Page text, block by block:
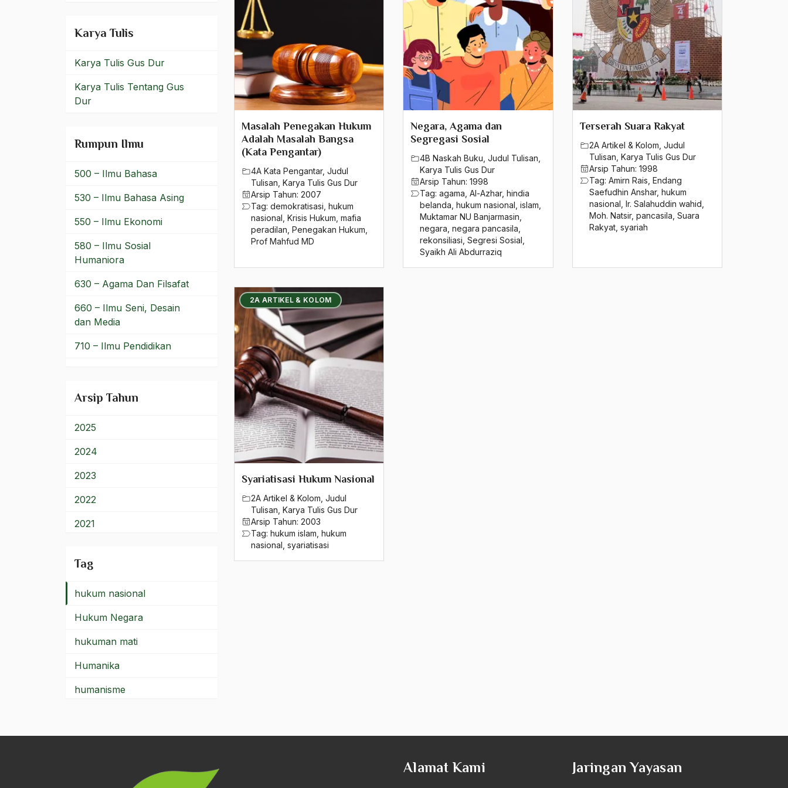
Masalah Penegakan Hukum
Adalah Masalah Bangsa
(Kata Pengantar)
4A Kata Pengantar, Judul
Tulisan Karya Tulis Gus Dur
Arsip Tahun: 2007
Tag: demokratisasi hukum
nasional Krisis Hukum mafia
peradilan Penegakan Hukum
Prof Mahfud MD
Negara, Agama dan
Segregasi Sosial
4B Naskah Buku ,Judul Tulisan
Karya Tulis Gus Dur
Arsip Tahun:1998
Tag:agama ,Al-Azhar,hindia
belanda ,hukum nasional ,islam
Muktamar NU Banjarmasin
negara ,negara pancasila
rekonsiliasi ,Segresi Sosial
Syaikh Ali Abdurraziq
Terserah Suara Rakyat
2A Artikel & Kolom Judul
Tulisan Karya Tulis Gus Dur
Arsip Tahun: 1998
Tag: Amirn Rais Endang
Saefudhin Anshar, hukum
nasional Ir. Salahuddin wahid
Moh. Natsir, pancasila Suara
Rakyat, syariah
2A ARTIKEL & KOLOM
Syariatisasi Hukum Nasional
2A Artikel & Kolom Judul
Tulisan Karya Tulis Gus Dur
Arsip Tahun: 2003
Tag: hukum islam hukum
nasional syariatisasi
Karya Tulis
Karya Tulis Gus Dur
Karya Tulis Tentang Gus
Dur
Rumpun Ilmu
500 – Ilmu Bahasa
530 – Ilmu Bahasa Asing
550 – Ilmu Ekonomi
580 – Ilmu Sosial
Humaniora
630 – Agama Dan Filsafat
660 – Ilmu Seni, Desain
dan Media
710 – Ilmu Pendidikan
Arsip Tahun
2025
2024
2023
2022
2021
2019
2018
2017
2016
2015
2014
Tag
dan Negara
hubungan antar agama
Hubungan Antarumat
Hubungan Internasional
Budaya
Negara
Hubungan Islam-Kristen
Hubungan NU Dengan
Negara
Hubungan NU-PKB
Hubungan Tongkok dan
Indonesia
Hubungan Warga Negara
Hukum
Hukum Agama
Hukum dan Moralitas
Hukum di Indonesia
Hukum Fikih
Hukum Internasional
hukum islam
Hukum Kontemporer
hukum nasional
Hukum Negara
hukuman mati
Humanika
humanisme
HUmor Politisi
Alamat Kami Jaringan Yayasan